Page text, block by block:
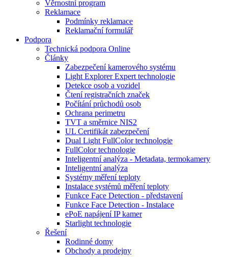
Věrnostní program
Reklamace
Podmínky reklamace
Reklamační formulář
Podpora
Technická podpora Online
Články
Zabezpečení kamerového systému
Light Explorer Expert technologie
Detekce osob a vozidel
Čtení registračních značek
Počítání průchodů osob
Ochrana perimetru
TVT a směrnice NIS2
UL Certifikát zabezpečení
Dual Light FullColor technologie
FullColor technologie
Inteligentní analýza - Metadata, termokamery
Inteligentní analýza
Systémy měření teploty
Instalace systémů měření teploty
Funkce Face Detection - představení
Funkce Face Detection - Instalace
ePoE napájení IP kamer
Starlight technologie
Řešení
Rodinné domy
Obchody a prodejny